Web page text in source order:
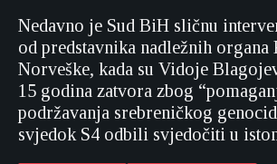
Nedavno je Sud BiH sličnu
od predstavnika nadležnih
Norveške, kada su Vidoje
15 godina zatvora zbog
podržavanja srebreničkog
svjedok S4 odbili svjedočiti u